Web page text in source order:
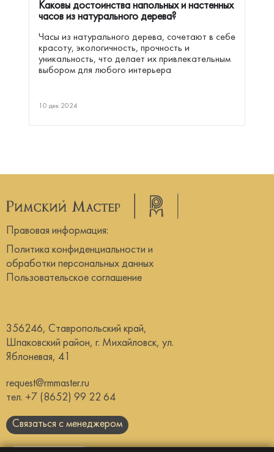
Каковы достоинства напольных и настенных
часов из натурального дерева?
Часы из натурального дерева, сочетают в себе
красоту, экологичность, прочность и
уникальность, что делает их привлекательным
выбором для любого интерьера
10 дек 2024
Правовая информация:
Политика конфиденциальности и
обработки персональных данных
Пользовательское соглашение
356246, Ставропольский край,
Шпаковский район, г. Михайловск, ул.
Яблоневая, 41
request@rmmaster.ru
тел. +7 (8652) 99 22 64
Связаться с менеджером